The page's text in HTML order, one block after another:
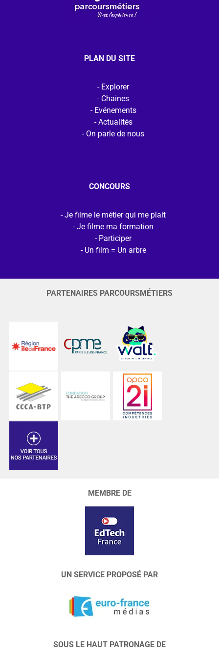
PLAN DU SITE
Explorer
Chaines
Evénements
Actualités
On parle de nous
CONCOURS
Je filme le métier qui me plait
Je filme ma formation
Participer
Un film = Un arbre
PARTENAIRES PARCOURSMÉTIERS
MEMBRE DE
UN SERVICE PROPOSÉ PAR
SOUS LE HAUT PATRONAGE DE